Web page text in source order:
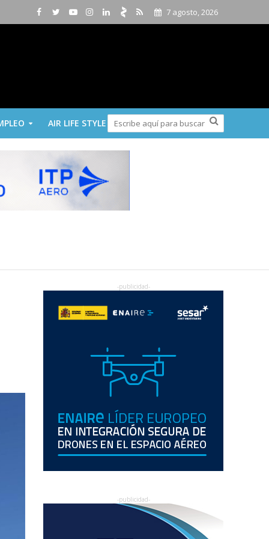
7 agosto, 2026
AIR LIFE STYLE